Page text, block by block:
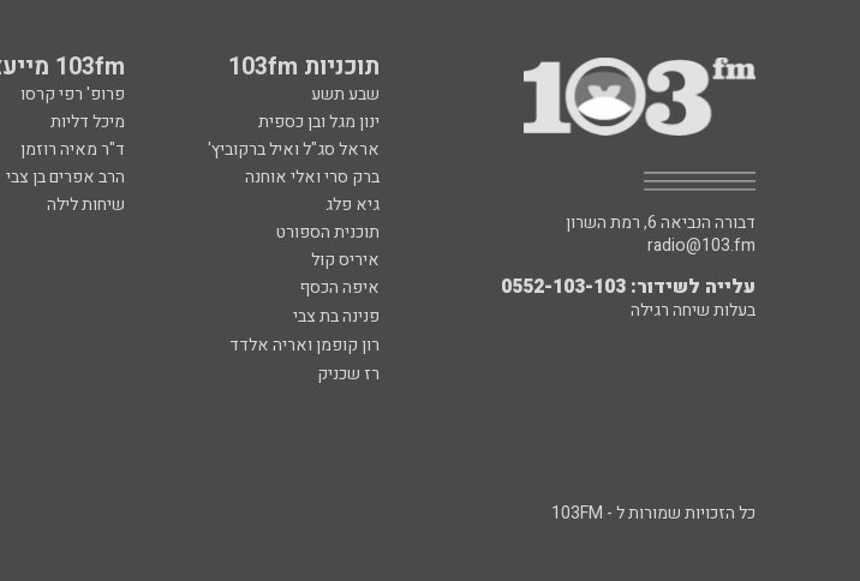
תוכניות 103fm 103fm מייעצים
שבע תשע פרופ' רפי קרסו
ינון מגל ובן כספית
מיכל דליות
אראל סג"ל ואיל ברקוביץ'
ד"ר מאיה רוזמן
ברק סרי ואלי אוחנה
הרב אפרים בן צבי
גיא פלג
שיחות לילה
תוכנית הספורט
איריס קול
איפה הכסף
פנינה בת צבי
רון קופמן ואריה אלדד
רז שכניק
דבורה הנביאה 6, רמת השרון
radio@103.fm
עלייה לשידור: 0552-103-103
בעלות שיחה רגילה
כל הזכויות שמורות ל - 103FM